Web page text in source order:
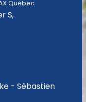
Québec
S,
- Sébastien